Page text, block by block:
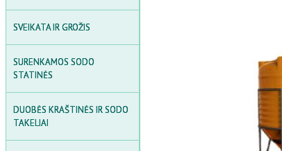
SVEIKATA IR GROŽIS
SURENKAMOS SODO
STATINĖS
DUOBĖS KRAŠTINĖS IR SODO
TAKELIAI